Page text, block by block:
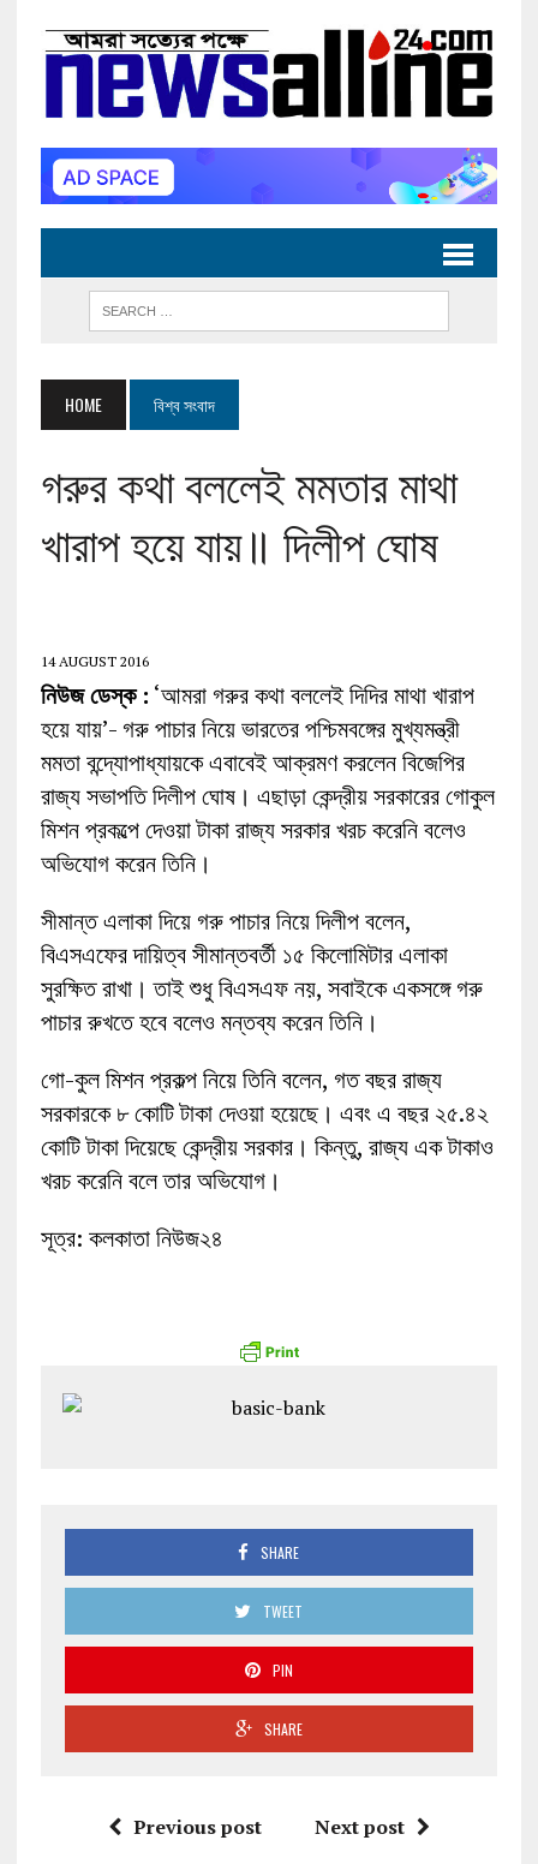
HOME বিশ্ব সংবাদ
গরুর কথা বললেই মমতার মাথা
খারাপ হয়ে যায়॥ দিলীপ ঘোষ
14 AUGUST 2016
নিউজ ডেস্ক : ‘আমরা গরুর কথা বললেই দিদির মাথা খারাপ
হয়ে যায়’- গরু পাচার নিয়ে ভারতের পশ্চিমবঙ্গের মুখ্যমন্ত্রী
মমতা বন্দ্যোপাধ্যায়কে এবাবেই আক্রমণ করলেন বিজেপির
রাজ্য সভাপতি দিলীপ ঘোষ। এছাড়া কেন্দ্রীয় সরকারের গোকুল
মিশন প্রকল্পে দেওয়া টাকা রাজ্য সরকার খরচ করেনি বলেও
অভিযোগ করেন তিনি।
সীমান্ত এলাকা দিয়ে গরু পাচার নিয়ে দিলীপ বলেন,
বিএসএফের দায়িত্ব সীমান্তবর্তী ১৫ কিলোমিটার এলাকা
সুরক্ষিত রাখা। তাই শুধু বিএসএফ নয়, সবাইকে একসঙ্গে গরু
পাচার রুখতে হবে বলেও মন্তব্য করেন তিনি।
গো-কুল মিশন প্রকল্প নিয়ে তিনি বলেন, গত বছর রাজ্য
সরকারকে ৮ কোটি টাকা দেওয়া হয়েছে। এবং এ বছর ২৫.৪২
কোটি টাকা দিয়েছে কেন্দ্রীয় সরকার। কিন্তু, রাজ্য এক টাকাও
খরচ করেনি বলে তার অভিযোগ।
সূত্র: কলকাতা নিউজ২৪
SHARE
TWEET
PIN
SHARE
Previous post Next post